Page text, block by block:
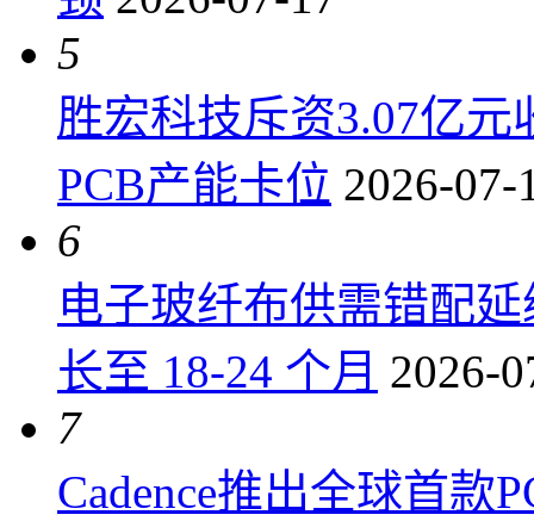
5
胜宏科技斥资3.07亿
PCB产能卡位 2026-07-
6
电子玻纤布供需错配
长至 18-24 个月 2026-
7
Cadence推出全球首款